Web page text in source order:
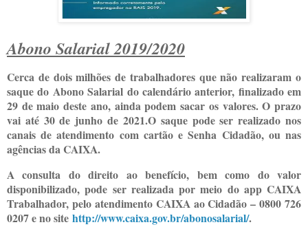
Abono Salarial 2019/2020
Cerca de dois milhões de trabalhadores que não realizaram o
saque do Abono Salarial do calendário anterior, finalizado em
29 de maio deste ano, ainda podem sacar os valores. O prazo
vai até 30 de junho de 2021.O saque pode ser realizado nos
canais de atendimento com cartão e Senha Cidadão, ou nas
agências da CAIXA.
A consulta do direito ao benefício, bem como do valor
disponibilizado, pode ser realizada por meio do app CAIXA
Trabalhador, pelo atendimento CAIXA ao Cidadão – 0800 726
0207 e no site http://www.caixa.gov.br/abonosalarial/.